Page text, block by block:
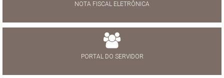
NOTA FISCAL ELETRÔNICA
PORTAL DO SERVIDOR